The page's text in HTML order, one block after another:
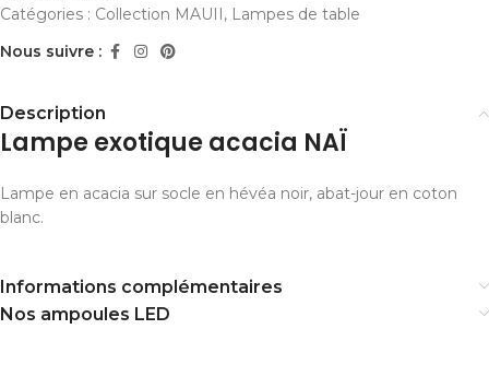
Catégories : Collection MAUII, Lampes de table
Nous suivre :
Description
Lampe exotique acacia NAÏ
Lampe en acacia sur socle en hévéa noir, abat-jour en coton
blanc.
Informations complémentaires
Nos ampoules LED